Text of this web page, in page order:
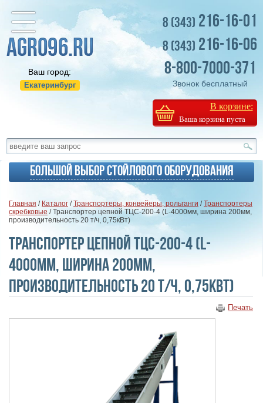
Ваш город:
Екатеринбург
8 (343) 216-16-01
8 (343) 216-16-06
8-800-7000-371
Звонок бесплатный
В корзине:
Ваша корзина пуста
Большой выбор стойлового оборудования
Главная / Каталог /Транспортеры, конвейеры, рольганги /Транспортеры
скребковые / Транспортер цепной ТЦС-200-4 (L-4000мм, ширина 200мм,
производительность 20 т/ч, 0,75кВт)
Транспортер цепной ТЦС-200-4 (L-
4000мм, ширина 200мм,
производительность 20 т/ч, 0,75кВт)
Печать